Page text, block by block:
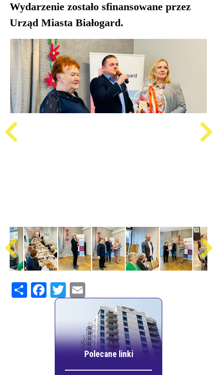
Wydarzenie zostało sfinansowane przez
Urząd Miasta Białogard.
ShareFacebook
Twitter
Polecane linki